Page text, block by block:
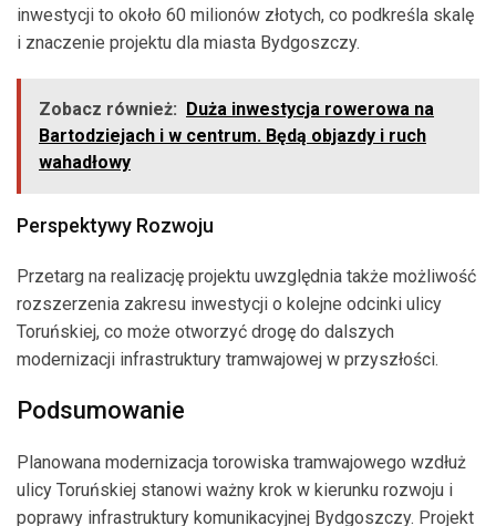
inwestycji to około 60 milionów złotych, co podkreśla skalę
i znaczenie projektu dla miasta Bydgoszczy.
Zobacz również: Duża inwestycja rowerowa na
Bartodziejach i w centrum. Będą objazdy i ruch
wahadłowy
Perspektywy Rozwoju
Przetarg na realizację projektu uwzględnia także możliwość
rozszerzenia zakresu inwestycji o kolejne odcinki ulicy
Toruńskiej, co może otworzyć drogę do dalszych
modernizacji infrastruktury tramwajowej w przyszłości.
Podsumowanie
Planowana modernizacja torowiska tramwajowego wzdłuż
ulicy Toruńskiej stanowi ważny krok w kierunku rozwoju i
poprawy infrastruktury komunikacyjnej Bydgoszczy. Projekt